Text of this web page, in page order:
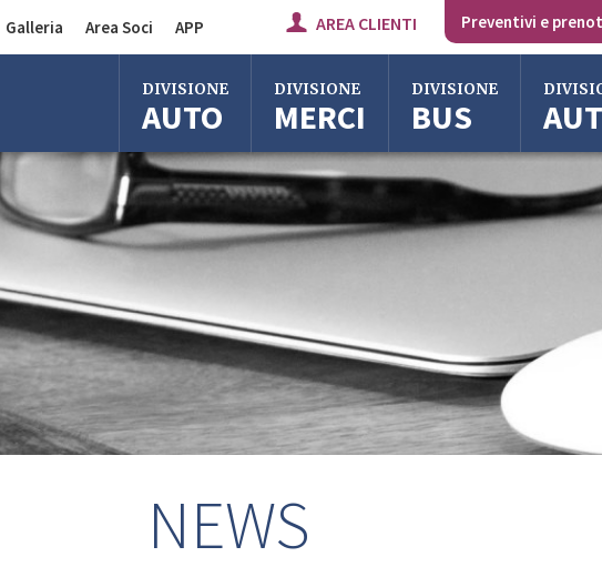
Preventivi e
AREA CLIENTI
Galleria
Bus
Area Soci APP
DIVISIONE
AUTO
Bologna
Milano
Firenze
Imola
Ferrara
Reggio Emilia
Centergross
DIVISIONE
MERCI
Bologna
Imola
DIVISIONE
BUS
Bologna
Milano
Imola
Reggio Emilia
Centergross
NEWS